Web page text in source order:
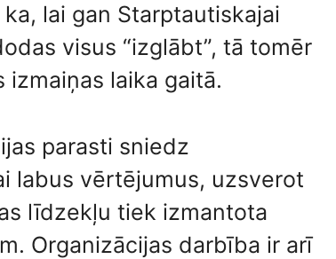
lai gan Starptautiskajai
visus “izglābt”, tā tomēr
izmaiņas laika gaitā.
parasti sniedz
labus vērtējumus, uzsverot
līdzekļu tiek izmantota
Organizācijas darbība ir arī